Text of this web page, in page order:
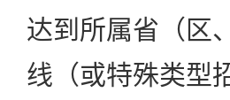
达到所属省（区
线（或特殊类型